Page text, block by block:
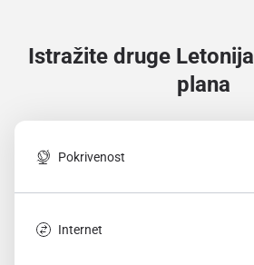
Istražite druge Letonija
plana
Pokrivenost
Internet